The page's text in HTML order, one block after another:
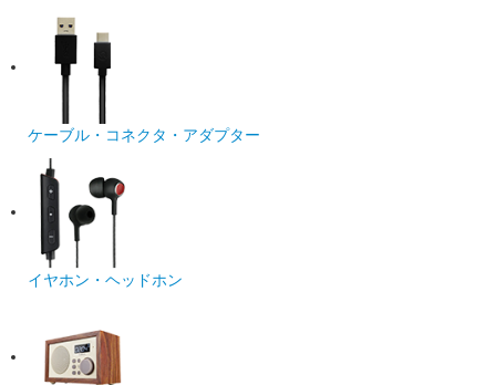
ケーブル・コネクタ・アダプター
イヤホン・ヘッドホン